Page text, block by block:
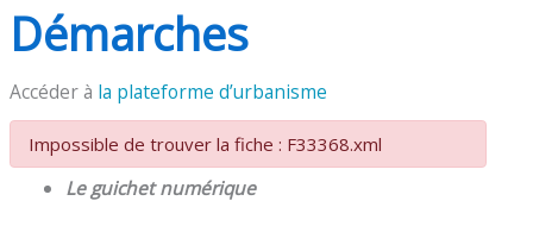
Démarches
Accéder à la plateforme d’urbanisme
Impossible de trouver la fiche : F33368.xml
Le guichet numérique